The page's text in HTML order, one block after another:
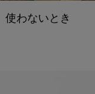
使わないとき